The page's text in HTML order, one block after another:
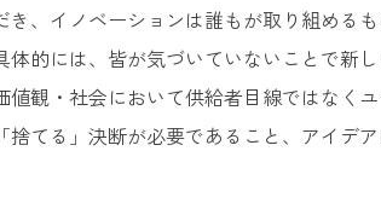
、イノベーションは誰もが取り組める
的には、皆が気づいていないことで新
観・社会において供給者目線ではなく
てる」決断が必要であること、アイデ